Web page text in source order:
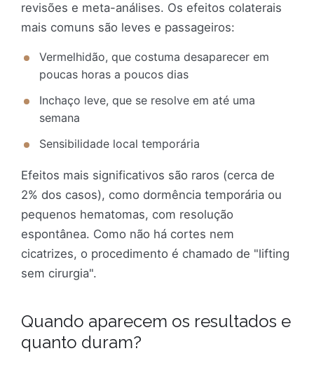
revisões e meta-análises. Os efeitos colaterais
mais comuns são leves e passageiros:
Vermelhidão, que costuma desaparecer em
poucas horas a poucos dias
Inchaço leve, que se resolve em até uma
semana
Sensibilidade local temporária
Efeitos mais significativos são raros (cerca de
2% dos casos), como dormência temporária ou
pequenos hematomas, com resolução
espontânea. Como não há cortes nem
cicatrizes, o procedimento é chamado de "lifting
sem cirurgia".
Quando aparecem os resultados e
quanto duram?